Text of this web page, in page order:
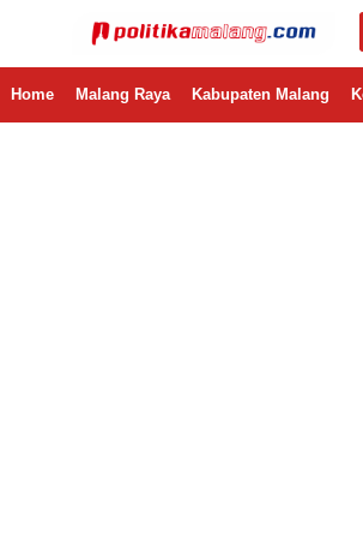
Home Malang Raya Kabupaten Malang